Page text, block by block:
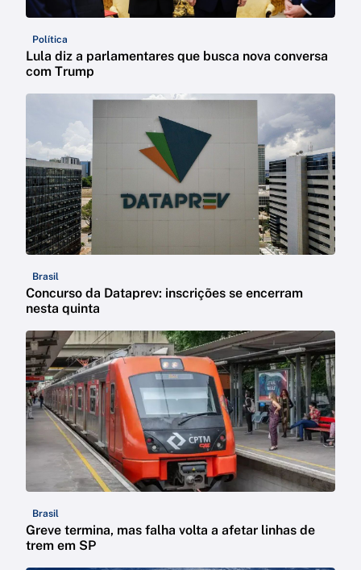
Política
Lula diz a parlamentares que busca nova conversa
com Trump
Brasil
Concurso da Dataprev: inscrições se encerram
nesta quinta
Brasil
Greve termina, mas falha volta a afetar linhas de
trem em SP